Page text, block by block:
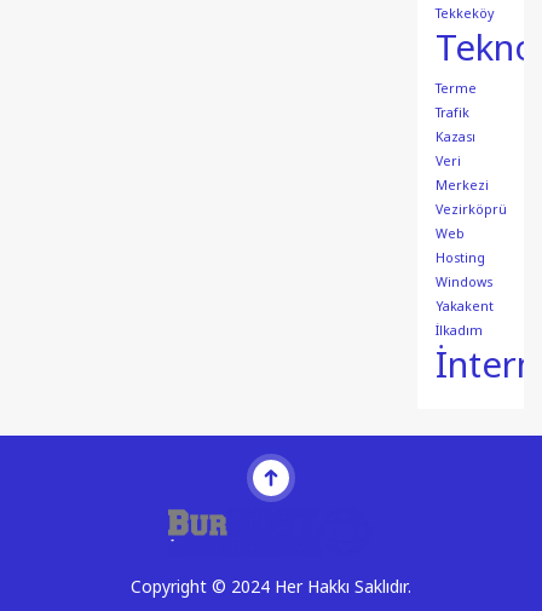
Tekkeköy
Terme
Trafik
Kazası
Veri
Merkezi
Vezirköprü
Web
Hosting
Windows
Yakakent
İlkadım
Copyright © 2024 Her Hakkı Saklıdır.